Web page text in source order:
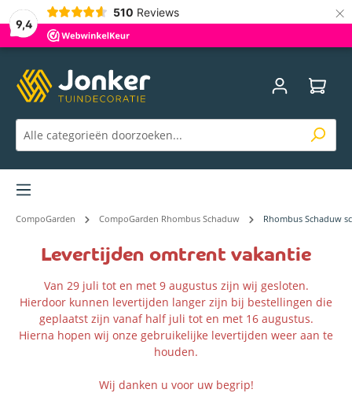
9,4
510 Reviews ×
CompoGarden CompoGarden Rhombus Schaduw Rhombus Schaduw
Levertijden omtrent vakantie
Van 29 juli tot en met 9 augustus zijn wij gesloten.
Hierdoor kunnen levertijden langer zijn bij bestellingen die
geplaatst zijn vanaf half juli tot en met 16 augustus.
Hierna hopen wij onze gebruikelijke levertijden weer aan te
houden.
Wij danken u voor uw begrip!